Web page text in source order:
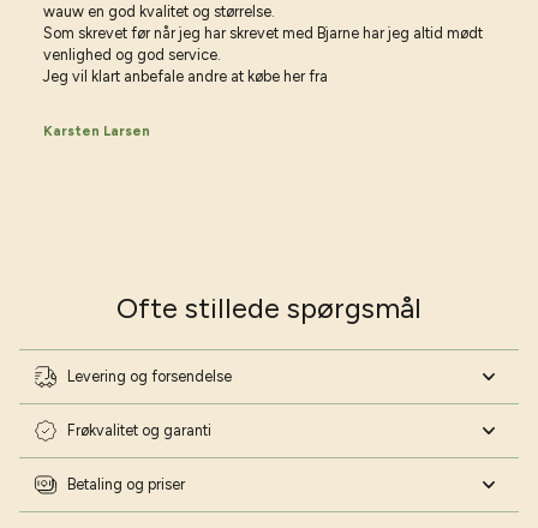
wauw en god kvalitet og størrelse.
Som skrevet før når jeg har skrevet med Bjarne har jeg altid mødt
venlighed og god service.
Jeg vil klart anbefale andre at købe her fra
Karsten Larsen
Ofte stillede spørgsmål
Levering og forsendelse
Frøkvalitet og garanti
Betaling og priserNej tak - jeg har styr på det!